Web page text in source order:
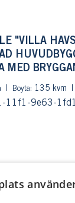
"VILLA
MED
Boyta: 135 kvm